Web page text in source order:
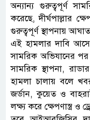
অন্যান্য গুরুত্বপূর্ণ
করেছে, দীর্ঘপাল্লার
গুরুত্বপূর্ণ স্থাপনায়
এই হামলার দাবি আসে
সামরিক অভিযানের
সামরিক স্থাপনা,
হামলা চালায় বলে
জর্ডান, কুয়েত ও
লক্ষ্য করে ক্ষেপণাস্ত্র ও